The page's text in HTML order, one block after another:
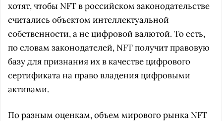
хотят, чтобы NFT в российском законодательстве
считались объектом интеллектуальной
собственности, а не цифровой валютой. То есть,
по словам законодателей, NFT получит правовую
базу для признания их в качестве цифрового
сертификата на право владения цифровыми
активами.
По разным оценкам, объем мирового рынка NFT